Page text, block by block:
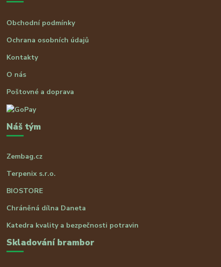
Obchodní podmínky
Ochrana osobních údajů
Kontakty
O nás
Poštovné a doprava
Náš tým
Zembag.cz
Terpenix s.r.o.
BIOSTORE
Chráněná dílna Daneta
Katedra kvality a bezpečnosti potravin
Skladování brambor